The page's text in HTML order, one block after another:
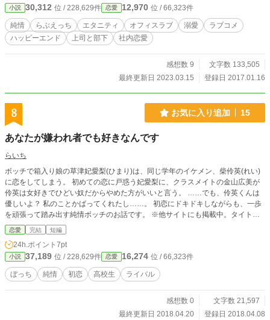
「ちょ、寒い。布団入れて」 「あ、ハイ……――――あっ、
いやっ……」 布団を開けて迎えると、湊さんは私の胸に唇を
近づけた――。 ※予告なしのR18表現があります。ご了承下
さい。
小説 30,312 位 / 228,629件 恋愛 12,970 位 / 66,323件
純情 らぶえっち エタニティ オフィスラブ 溺愛
ラブコメ
ハッピーエンド
上司と部下 社内恋愛
感想数 9
文字数 133,505
最終更新日 2023.03.15
登録日 2017.01.16
8 お気に入り追加 15
あなたが嫌われ者でも好きなんです
らいち
ボッチで箱入り娘の草津妃愛梨(ひまり)は、同じ学年のイケメン、柴伶英(れい)
に恋をしてしまう。 初めての恋に戸惑う妃愛梨に、クラスメイトの金山広美が
伶英は女好きでひどい奴だからやめた方がいいと言う。 ……でも、伶英くんは
優しいよ？ 私のことかばってくれたし……。 初恋にドキドキしながらも、一歩
を頑張って踏み出す純情ボッチのお話です。 ※他サイトにも掲載中。タイトル
変えてます
恋愛 完結 短編
24h.ポイント 7pt
小説 37,189 位 / 228,629件 恋愛 16,274 位 / 66,323件
ぼっち 純情 初恋 高校生 ライバル
感想数 0
文字数 21,597
最終更新日 2018.04.20
登録日 2018.04.08